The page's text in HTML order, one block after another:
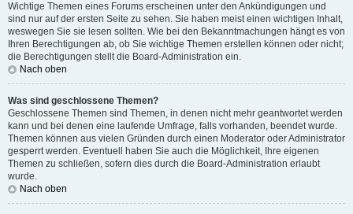
Wichtige Themen eines Forums erscheinen unter den Ankündigungen und
sind nur auf der ersten Seite zu sehen. Sie haben meist einen wichtigen Inhalt,
weswegen Sie sie lesen sollten. Wie bei den Bekanntmachungen hängt es von
Ihren Berechtigungen ab, ob Sie wichtige Themen erstellen können oder nicht;
die Berechtigungen stellt die Board-Administration ein.
Nach oben
Was sind geschlossene Themen?
Geschlossene Themen sind Themen, in denen nicht mehr geantwortet werden
kann und bei denen eine laufende Umfrage, falls vorhanden, beendet wurde.
Themen können aus vielen Gründen durch einen Moderator oder Administrator
gesperrt werden. Eventuell haben Sie auch die Möglichkeit, Ihre eigenen
Themen zu schließen, sofern dies durch die Board-Administration erlaubt
wurde.
Nach oben